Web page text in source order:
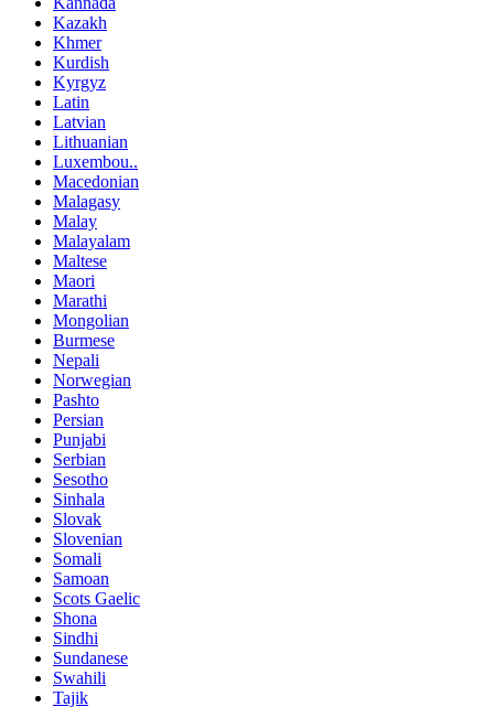
Kazakh
Khmer
Kurdish
Kyrgyz
Latin
Latvian
Lithuanian
Luxembou..
Macedonian
Malagasy
Malay
Malayalam
Maltese
Maori
Marathi
Mongolian
Burmese
Nepali
Norwegian
Pashto
Persian
Punjabi
Serbian
Sesotho
Sinhala
Slovak
Slovenian
Somali
Samoan
Scots Gaelic
Shona
Sindhi
Sundanese
Swahili
Tajik